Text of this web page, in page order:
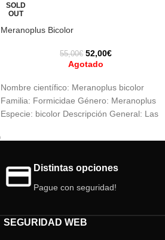
SOLD
OUT
Meranoplus Bicolor
55,00€ 52,00€
Agotado
Nombre científico: Meranoplus bicolor
Familia: Formicidae Género: Meranoplus
Especie: bicolor Descripción General: Las
son
Distintas opciones
Pague con seguridad!
SEGURIDAD WEB